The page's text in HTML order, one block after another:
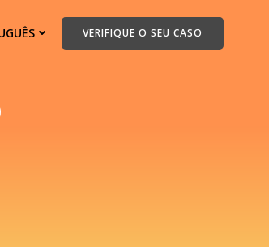
VERIFIQUE O SEU CASO